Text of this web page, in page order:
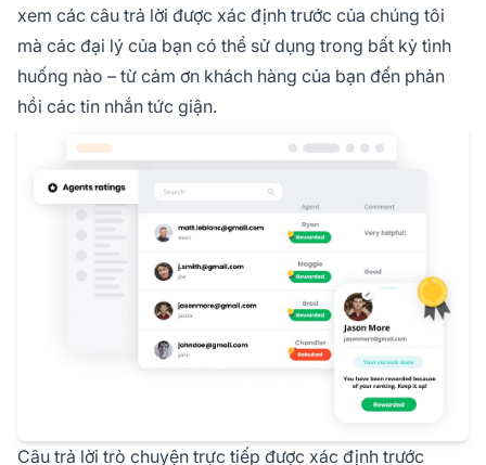
xem các câu trả lời được xác định trước của chúng tôi
mà các đại lý của bạn có thể sử dụng trong bất kỳ tình
huống nào – từ cảm ơn khách hàng của bạn đến phản
hồi các tin nhắn tức giận.
Câu trả lời trò chuyện trực tiếp được xác định trước